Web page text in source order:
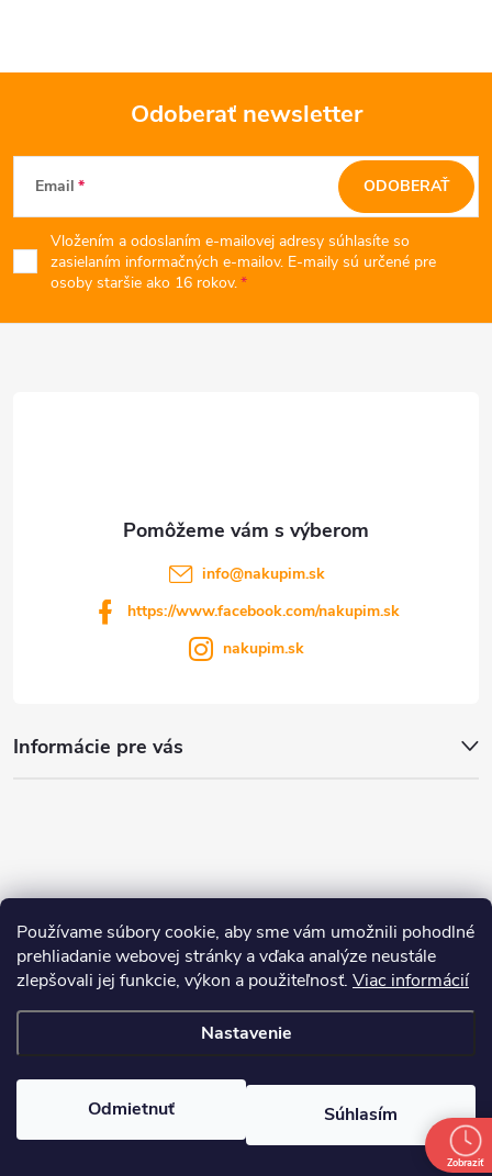
Používame súbory cookie, aby sme vám umožnili pohodlné
prehliadanie webovej stránky a vďaka analýze neustále
zlepšovali jej funkcie, výkon a použiteľnosť. Viac informácií
Nastavenie
Odmietnuť Súhlasím
Z
á
p
ä
Odoberať newsletter
Email
Vložením a odoslaním e-mailovej adresy súhlasíte so
zasielaním informačných e-mailov. E-maily sú určené pre
osoby staršie ako 16 rokov.
ODOBERAŤ
Informácie pre vás
info@nakupim.sk
https://www.facebook.com/nakupim.sk
nakupim.sk
Copyright 2026
cookies
Zobraziť